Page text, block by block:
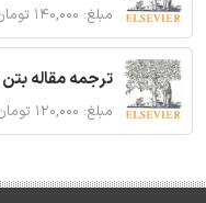
مبلغ: ۱۴۰,۰۰۰ تومان
ترجمه مقاله بتن
مبلغ: ۱۲۰,۰۰۰ تومان